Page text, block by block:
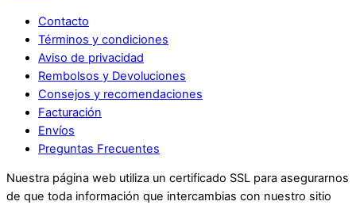
Contacto
Términos y condiciones
Aviso de privacidad
Rembolsos y Devoluciones
Consejos y recomendaciones
Facturación
Envíos
Preguntas Frecuentes
Nuestra página web utiliza un certificado SSL para asegurarnos
de que toda información que intercambias con nuestro sitio